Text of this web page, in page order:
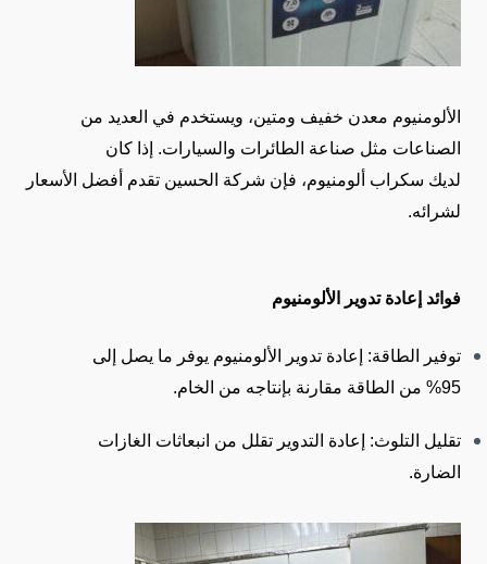
الألومنيوم معدن خفيف ومتين، ويستخدم في العديد من
الصناعات مثل صناعة الطائرات والسيارات. إذا كان
لديك سكراب ألومنيوم، فإن شركة الحسين تقدم أفضل الأسعار
لشرائه.
فوائد إعادة تدوير الألومنيوم
توفير الطاقة: إعادة تدوير الألومنيوم يوفر ما يصل إلى
95% من الطاقة مقارنة بإنتاجه من الخام.
تقليل التلوث: إعادة التدوير تقلل من انبعاثات الغازات
الضارة.